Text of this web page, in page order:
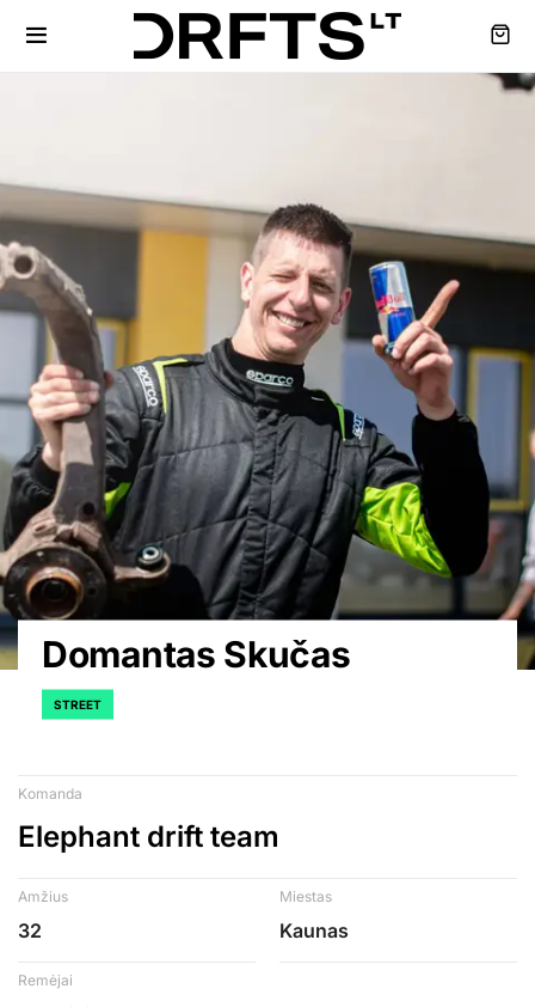
Domantas Skučas
STREET
Komanda
Elephant drift team
Amžius
32
Miestas
Kaunas
Remėjai